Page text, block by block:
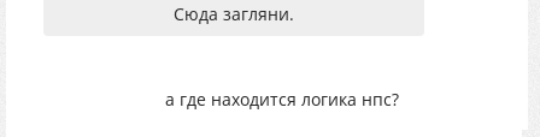
Сюда загляни.
а где находится логика нпс?